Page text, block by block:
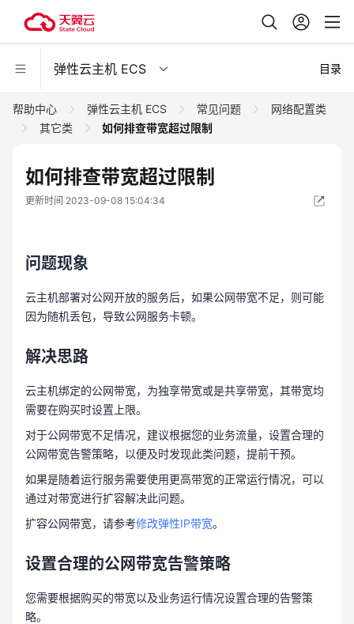
弹性云主机 ECS 目录
帮助中心 弹性云主机 ECS 常见问题
网络配置类
其它类
如何排查带宽超过限制
如何排查带宽超过限制
更新时间 2023-09-08 15:04:34
问题现象
云主机部署对公网开放的服务后，如果公网带宽不足，则可能
因为随机丢包，导致公网服务卡顿。
解决思路
云主机绑定的公网带宽，为独享带宽或是共享带宽，其带宽均
需要在购买时设置上限。
对于公网带宽不足情况，建议根据您的业务流量，设置合理的
公网带宽告警策略，以便及时发现此类问题，提前干预。
如果是随着运行服务需要使用更高带宽的正常运行情况，可以
通过对带宽进行扩容解决此问题。
扩容公网带宽，请参考修改弹性IP带宽。
设置合理的公网带宽告警策略
您需要根据购买的带宽以及业务运行情况设置合理的告警策
略。